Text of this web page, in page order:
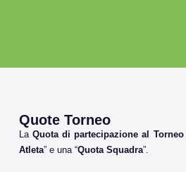
Quote Torneo
LaQuota di partecipazione al Torneo
Atleta” e una “Quota Squadra”.